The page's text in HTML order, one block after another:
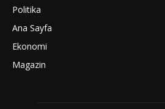
Politika
Ana Sayfa
Ekonomi
Magazin